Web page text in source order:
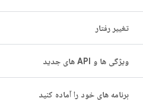
تغییر رفتار
ویژگی ها و API های جدید
برنامه های خود را آماده کنید